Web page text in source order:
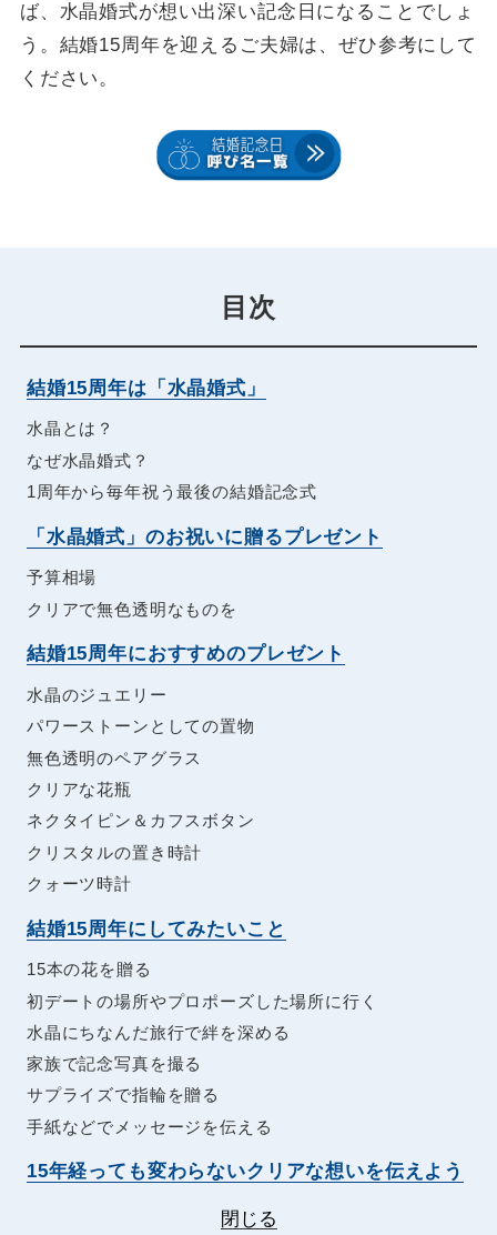
ば、水晶婚式が想い出深い記念日になることでしょ
う。結婚15周年を迎えるご夫婦は、ぜひ参考にして
ください。
目次
結婚15周年は「水晶婚式」
水晶とは？
なぜ水晶婚式？
1周年から毎年祝う最後の結婚記念式
「水晶婚式」のお祝いに贈るプレゼント
予算相場
クリアで無色透明なものを
結婚15周年におすすめのプレゼント
水晶のジュエリー
パワーストーンとしての置物
無色透明のペアグラス
クリアな花瓶
ネクタイピン＆カフスボタン
クリスタルの置き時計
クォーツ時計
結婚15周年にしてみたいこと
15本の花を贈る
初デートの場所やプロポーズした場所に行く
水晶にちなんだ旅行で絆を深める
家族で記念写真を撮る
サプライズで指輪を贈る
手紙などでメッセージを伝える
15年経っても変わらないクリアな想いを伝えよう
閉じる